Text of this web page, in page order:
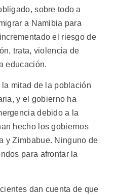
sobre todo a
a Namibia para
el riesgo de
trata, violencia de
educación.
mitad de la población
y el gobierno ha
debido a la
hecho los gobiernos
y Zimbabue. Ninguno de
para afrontar la
dan cuenta de que